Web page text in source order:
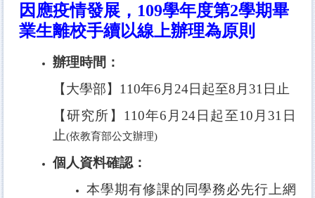
因應疫情發展，109學年度第2學期畢
業生離校手續以線上辦理為原則
辦理時間：
【大學部】110年6月24日起至8月31日止
【研究所】110年6月24日起至10月31日
止(依教育部公文辦理)
個人資料確認：
本學期有修課的同學務必先行上網